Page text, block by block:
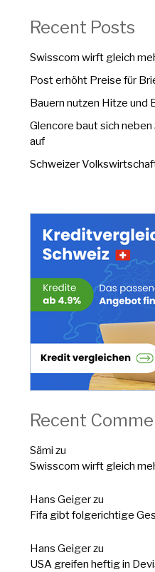
Recent Posts
Swisscom wirft gleich
Post erhöht Preise für
Bauern nutzen Hitze und
Glencore baut sich
auf
Schweizer
Recent
Sämi zu
Swisscom wirft gleich
Hans Geigerzu
Fifa gibt folgerichtige
Hans Geigerzu
USA greifen heftig in